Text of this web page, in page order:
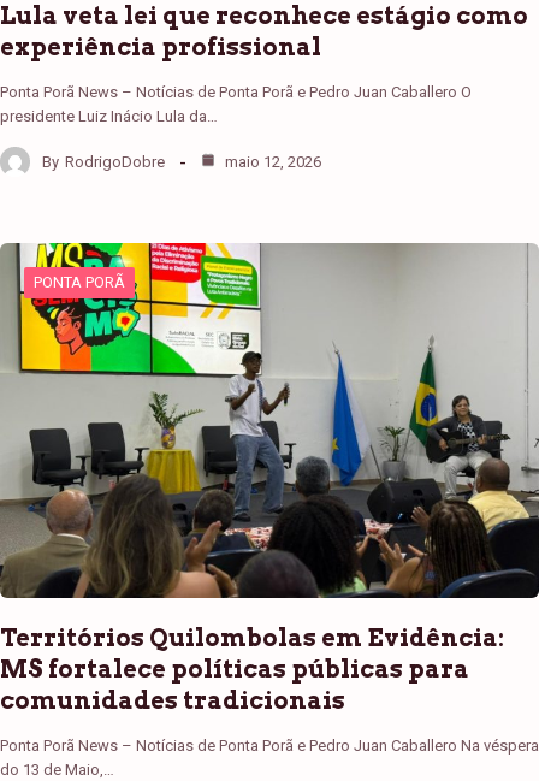
Lula veta lei que reconhece estágio como
experiência profissional
Ponta Porã News – Notícias de Ponta Porã e Pedro Juan Caballero O
presidente Luiz Inácio Lula da…
By RodrigoDobre maio 12, 2026
PONTA PORÃ
Territórios Quilombolas em Evidência:
MS fortalece políticas públicas para
comunidades tradicionais
Ponta Porã News – Notícias de Ponta Porã e Pedro Juan Caballero Na véspera
do 13 de Maio,…